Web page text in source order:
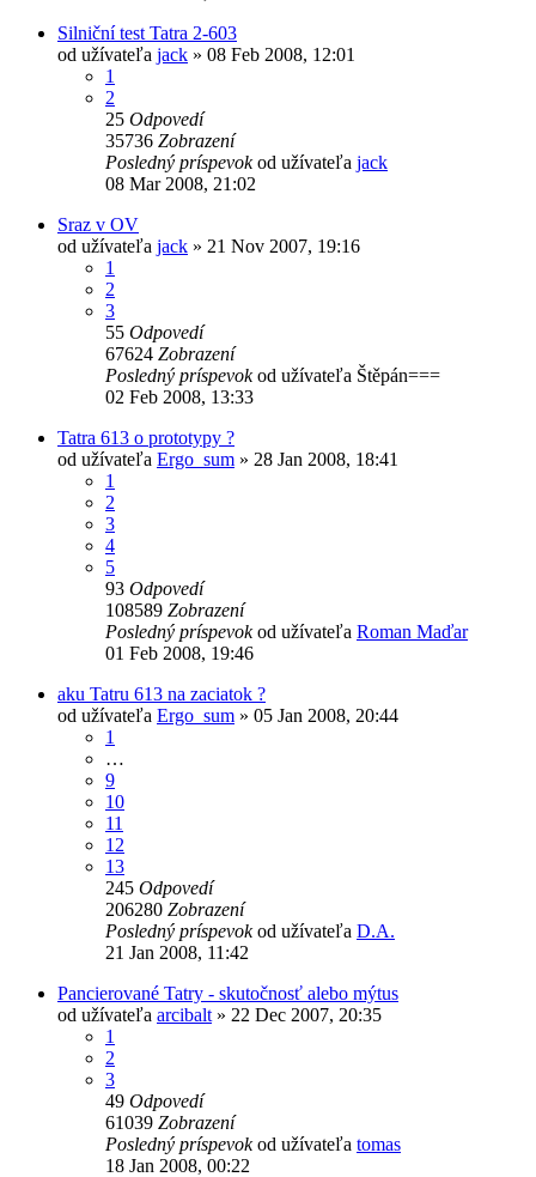
Silniční test Tatra 2-603
od užívateľa jack » 08 Feb 2008, 12:01
1
2
25 Odpovedí
35736 Zobrazení
Posledný príspevokod užívateľa jack
08 Mar 2008, 21:02
Sraz v OV
od užívateľa jack » 21 Nov 2007, 19:16
1
2
3
55 Odpovedí
67624 Zobrazení
Posledný príspevokod užívateľa Štěpán===
02 Feb 2008, 13:33
Tatra 613 o prototypy ?
od užívateľa Ergo_sum » 28 Jan 2008, 18:41
1
2
3
4
5
93 Odpovedí
108589 Zobrazení
Posledný príspevokod užívateľa Roman Maďar
01 Feb 2008, 19:46
aku Tatru 613 na zaciatok ?
od užívateľa Ergo_sum » 05 Jan 2008, 20:44
1
…
9
10
11
12
13
245 Odpovedí
206280 Zobrazení
Posledný príspevokod užívateľa D.A.
21 Jan 2008, 11:42
Pancierované Tatry - skutočnosť alebo mýtus
od užívateľa arcibalt » 22 Dec 2007, 20:35
1
2
3
49 Odpovedí
61039 Zobrazení
Posledný príspevokod užívateľa tomas
18 Jan 2008, 00:22